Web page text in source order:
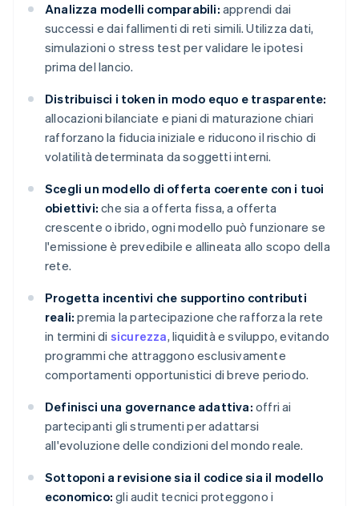
Analizza modelli comparabili: apprendi dai
successi e dai fallimenti di reti simili. Utilizza dati,
simulazioni o stress test per validare le ipotesi
prima del lancio.
Distribuisci i token in modo equo e trasparente:
allocazioni bilanciate e piani di maturazione chiari
rafforzano la fiducia iniziale e riducono il rischio di
volatilità determinata da soggetti interni.
Scegli un modello di offerta coerente con i tuoi
obiettivi: che sia a offerta fissa, a offerta
crescente o ibrido, ogni modello può funzionare se
l'emissione è prevedibile e allineata allo scopo della
rete.
Progetta incentivi che supportino contributi
reali: premia la partecipazione che rafforza la rete
in termini di sicurezza, liquidità e sviluppo, evitando
programmi che attraggono esclusivamente
comportamenti opportunistici di breve periodo.
Definisci una governance adattiva: offri ai
partecipanti gli strumenti per adattarsi
all'evoluzione delle condizioni del mondo reale.
Sottoponi a revisione sia il codice sia il modello
economico: gli audit tecnici proteggono i